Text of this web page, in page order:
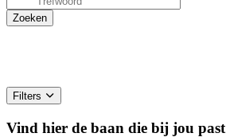
Filters
Vind hier de baan die bij jou past